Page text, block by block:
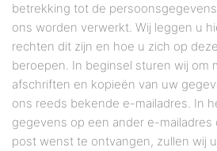
betrekking tot de
ons worden verwerkt. Wij leggen u
rechten dit zijn en hoe u zich op
beroepen. In beginsel sturen wij om
afschriften en kopieën van uw
ons reeds bekende e-mailadres. In
gegevens op een ander e-
post wenst te ontvangen, zullen wij